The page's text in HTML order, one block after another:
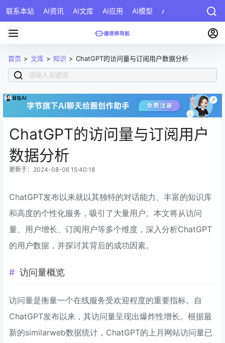
联系本站 AI资讯 AI文库 AI应用 AI模型 AI公司 AI提示词
首页 > 文库 > 知识 > ChatGPT的访问量与订阅用户数据分析
ChatGPT的访问量与订阅用户
数据分析
更新于：2024-08-06 15:40:18
ChatGPT发布以来就以其独特的对话能力、丰富的知识库
和高度的个性化服务，吸引了大量用户。本文将从访问
量、用户增长、订阅用户等多个维度，深入分析ChatGPT
的用户数据，并探讨其背后的成功因素。
访问量概览
访问量是衡量一个在线服务受欢迎程度的重要指标。自
ChatGPT发布以来，其访问量呈现出爆炸性增长。根据最
新的similarweb数据统计，ChatGPT的上月网站访问量已